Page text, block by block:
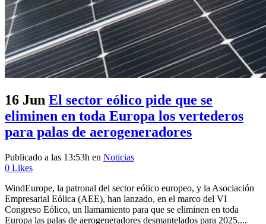
16 Jun El sector eólico pide que se
eliminen en toda Europa los vertederos
para palas de aerogeneradores
Publicado a las 13:53h en Noticias
0 Likes
WindEurope, la patronal del sector eólico europeo, y la Asociación
Empresarial Eólica (AEE), han lanzado, en el marco del VI
Congreso Eólico, un llamamiento para que se eliminen en toda
Europa las palas de aerogeneradores desmantelados para 2025....